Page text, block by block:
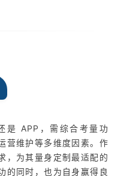
是 APP，需综合考量功
营维护等多维度因素。作
，为其量身定制最适配的
的同时，也为自身赢得良